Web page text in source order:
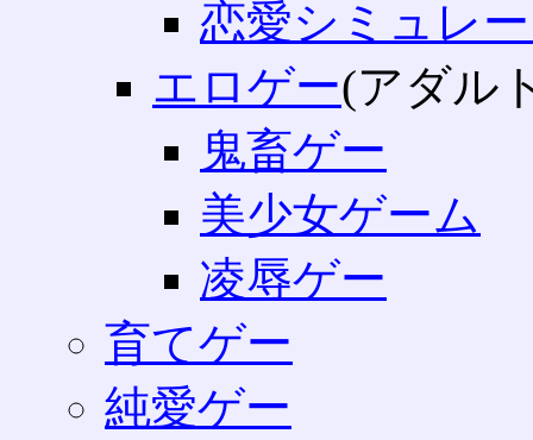
恋愛シミュレ
エロゲー(アダル
鬼畜ゲー
美少女ゲーム
凌辱ゲー
育てゲー
純愛ゲー